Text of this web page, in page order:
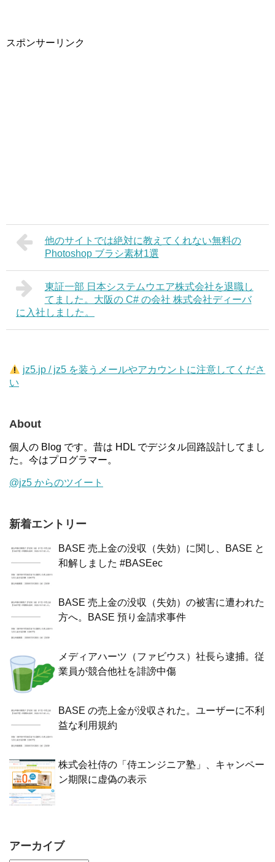
スポンサーリンク
他のサイトでは絶対に教えてくれない無料の
Photoshop ブラシ素材1選
東証一部 日本システムウエア株式会社を退職し
てました。大阪の C# の会社 株式会社ディーバ
に入社しました。
jz5.jp / jz5 を装うメールやアカウントに注意してくださ
い
About
個人の Blog です。昔は HDL でデジタル回路設計してまし
た。今はプログラマー。
@jz5 からのツイート
新着エントリー
BASE 売上金の没収（失効）に関し、BASE と
和解しました #BASEec
BASE 売上金の没収（失効）の被害に遭われた
方へ。BASE 預り金請求事件
メディアハーツ（ファビウス）社長ら逮捕。従
業員が競合他社を誹謗中傷
BASE の売上金が没収された。ユーザーに不利
益な利用規約
株式会社侍の「侍エンジニア塾」、キャンペー
ン期限に虚偽の表示
アーカイブ